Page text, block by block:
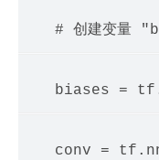
# 创建变量
biases =
conv =